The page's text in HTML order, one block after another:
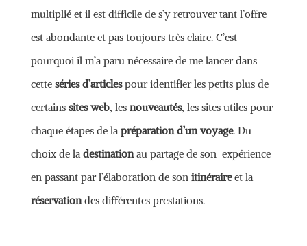
multiplié et il est difficile de s’y retrouver tant l’offre
est abondante et pas toujours très claire. C’est
pourquoi il m’a paru nécessaire de me lancer dans
cette séries d’articlespour identifier les petits plus de
certains sites web, les nouveautés, les sites utiles pour
chaque étapes de lapréparation d’un voyage. Du
choix de ladestinationau partage de son expérience
en passant par l’élaboration de son itinéraireet la
réservationdes différentes prestations.